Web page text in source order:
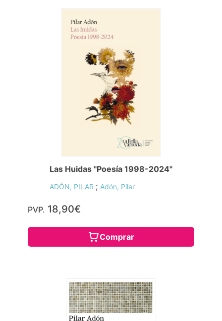
Las Huidas "Poesía 1998-2024"
ADÓN, PILAR ; Adón, Pilar
PVP. 18,90€
Comprar